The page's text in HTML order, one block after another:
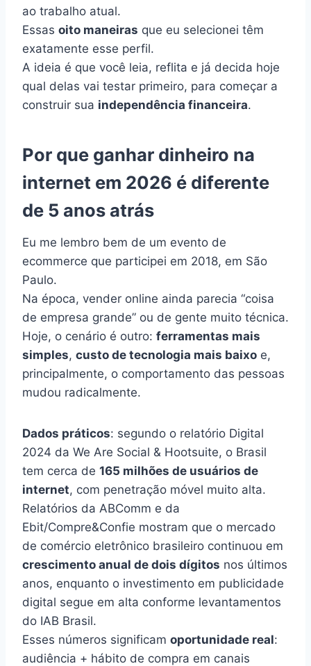
ao trabalho atual.
Essas oito maneiras que eu selecionei têm
exatamente esse perfil.
A ideia é que você leia, reflita e já decida hoje
qual delas vai testar primeiro, para começar a
construir sua independência financeira.
Por que ganhar dinheiro na
internet em 2026 é diferente
de 5 anos atrás
Eu me lembro bem de um evento de
ecommerce que participei em 2018, em São
Paulo.
Na época, vender online ainda parecia “coisa
de empresa grande” ou de gente muito técnica.
Hoje, o cenário é outro: ferramentas mais
simples, custo de tecnologia mais baixo e,
principalmente, o comportamento das pessoas
mudou radicalmente.
Dados práticos: segundo o relatório Digital
2024 da We Are Social & Hootsuite, o Brasil
tem cerca de 165 milhões de usuários de
internet, com penetração móvel muito alta.
Relatórios da ABComm e da
Ebit/Compre&Confie mostram que o mercado
de comércio eletrônico brasileiro continuou em
crescimento anual de dois dígitos nos últimos
anos, enquanto o investimento em publicidade
digital segue em alta conforme levantamentos
do IAB Brasil.
Esses números significam oportunidade real:
audiência + hábito de compra em canais